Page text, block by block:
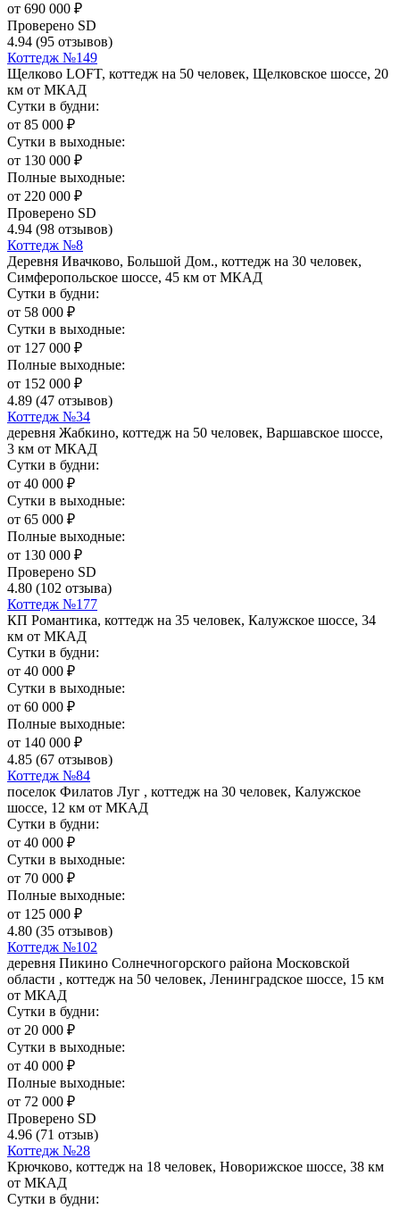
от 690 000 ₽
Проверено SD
4.94 (95 отзывов)
Коттедж №149
Щелково LOFT, коттедж на 50 человек, Щелковское шоссе, 20
км от МКАД
Сутки в будни:
от 85 000 ₽
Сутки в выходные:
от 130 000 ₽
Полные выходные:
от 220 000 ₽
Проверено SD
4.94 (98 отзывов)
Коттедж №8
Деревня Ивачково, Большой Дом., коттедж на 30 человек,
Симферопольское шоссе, 45 км от МКАД
Сутки в будни:
от 58 000 ₽
Сутки в выходные:
от 127 000 ₽
Полные выходные:
от 152 000 ₽
4.89 (47 отзывов)
Коттедж №34
деревня Жабкино, коттедж на 50 человек, Варшавское шоссе,
3 км от МКАД
Сутки в будни:
от 40 000 ₽
Сутки в выходные:
от 65 000 ₽
Полные выходные:
от 130 000 ₽
Проверено SD
4.80 (102 отзыва)
Коттедж №177
КП Романтика, коттедж на 35 человек, Калужское шоссе, 34
км от МКАД
Сутки в будни:
от 40 000 ₽
Сутки в выходные:
от 60 000 ₽
Полные выходные:
от 140 000 ₽
4.85 (67 отзывов)
Коттедж №84
поселок Филатов Луг , коттедж на 30 человек, Калужское
шоссе, 12 км от МКАД
Сутки в будни:
от 40 000 ₽
Сутки в выходные:
от 70 000 ₽
Полные выходные:
от 125 000 ₽
4.80 (35 отзывов)
Коттедж №102
деревня Пикино Солнечногорского района Московской
области , коттедж на 50 человек, Ленинградское шоссе, 15 км
от МКАД
Сутки в будни:
от 20 000 ₽
Сутки в выходные:
от 40 000 ₽
Полные выходные:
от 72 000 ₽
Проверено SD
4.96 (71 отзыв)
Коттедж №28
Крючково, коттедж на 18 человек, Новорижское шоссе, 38 км
от МКАД
Сутки в будни: